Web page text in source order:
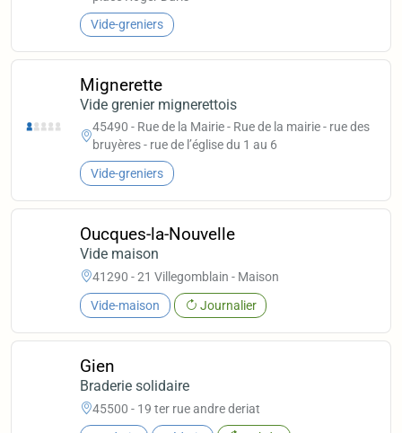
Vide-greniers
Mignerette
Vide grenier mignerettois
45490 - Rue de la Mairie - Rue de la mairie - rue des
bruyères - rue de l’église du 1 au 6
Vide-greniers
Oucques-la-Nouvelle
Vide maison
41290 - 21 Villegomblain - Maison
Vide-maison Journalier
Gien
Braderie solidaire
45500 - 19 ter rue andre deriat